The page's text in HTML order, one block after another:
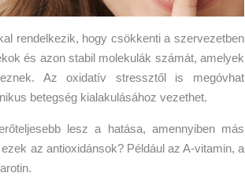
rendelkezik, hogy csökkenti a szervezetben
és azon stabil molekulák számát, amelyek
Az oxidatív stressztől is megóvhat
betegség kialakulásához vezethet.
lesz a hatása, amennyiben más
az antioxidánsok? Például az A-vitamin, a